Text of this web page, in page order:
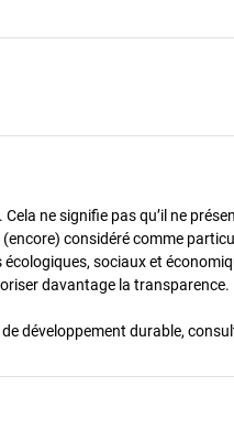
ne signifie pas qu’il ne
considéré comme
sociaux et
davantage la transparence.
développement durable,